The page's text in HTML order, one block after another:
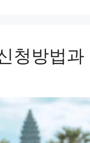
청방법